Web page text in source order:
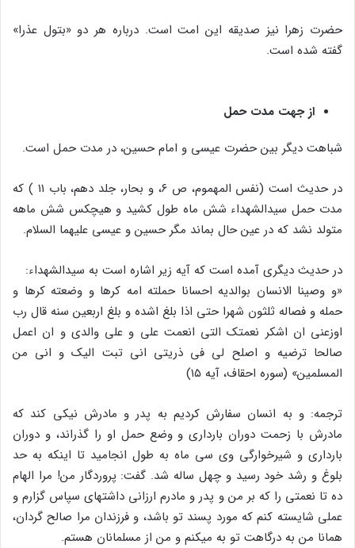
حضرت زهرا نیز صدیقه این امت است. درباره هر دو «بتول عذرا»
گفته شده است.
از جهت مدت حمل
شباهت دیگر بین حضرت عیسی و امام حسین، در مدت حمل است.
در حدیث است (نفس المهموم، ص ۶، و بحار، جلد دهم، باب ۱۱ ) که
مدت حمل سیدالشهداء شش ماه طول‏ کشید و هیچکس شش ماهه
متولد نشد که در عین حال بماند مگر حسین و عیسی‏ علیهما السلام.
در حدیث دیگری آمده است که آیه زیر اشاره است به سیدالشهداء:
«و وصینا الانسان بوالدیه‏ احسانا حملته امه کرها و وضعته کرها و
حمله و فصاله ثلثون شهرا حتی اذا بلغ اشده و بلغ اربعین سنه قال رب
اوزعنی ان اشکر نعمتک التی انعمت‏ علی و علی والدی و ان اعمل
صالحا ترضیه و اصلح لی فی ذریتی انی تبت‏ الیک و انی من
المسلمین» (سوره احقاف، آیه ۱۵)
ترجمه: و به انسان سفارش کردیم به پدر و مادرش‏ نیکی کند که
مادرش با زحمت دوران بارداری و وضع حمل او را گذراند، و دوران‏
بارداری و شیرخوارگی وی سی ماه به طول انجامید تا اینکه به حد
بلوغ و رشد خود رسید و چهل ساله شد. گفت: پروردگار من! مرا الهام
ده تا نعمتی را که بر من و پدر و مادرم ارزانی داشته‏ای سپاس گزارم و
عملی شایسته کنم که‏ مورد پسند تو باشد، و فرزندان مرا صالح گردان،
همانا من به درگاهت تو به می‏کنم و من از مسلمانان هستم.